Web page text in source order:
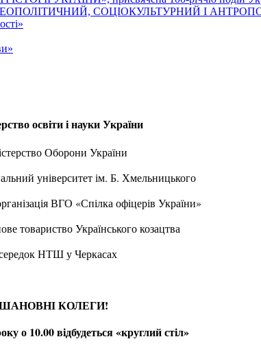
СОЦІОКУЛЬТУРНИЙ І
освіти і науки України
Оборони України
університет ім. Б. Хмельницького
ВГО «Спілка офіцерів України»
товариство Українського козацтва
НТШ у Черкасах
КОЛЕГИ!
о 10.00 відбудеться «круглий стіл»